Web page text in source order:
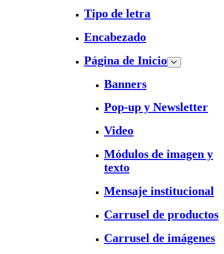
Tipo de letra
Encabezado
Página de Inicio
Banners
Pop-up y Newsletter
Video
Módulos de imagen y
texto
Mensaje institucional
Carrusel de productos
Carrusel de imágenes